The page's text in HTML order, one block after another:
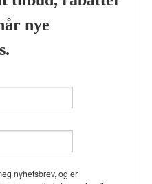
Sikkerhet og personvern
Co Fløenbakken 43 A 5009
933905799
og
til å
og huske
nye
nyhetsbrev, og er